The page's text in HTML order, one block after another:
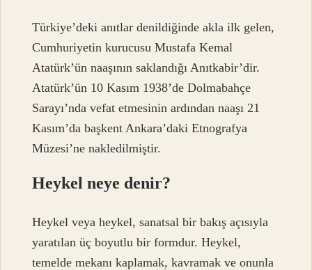
Türkiye’deki anıtlar denildiğinde akla ilk gelen,
Cumhuriyetin kurucusu Mustafa Kemal
Atatürk’ün naaşının saklandığı Anıtkabir’dir.
Atatürk’ün 10 Kasım 1938’de Dolmabahçe
Sarayı’nda vefat etmesinin ardından naaşı 21
Kasım’da başkent Ankara’daki Etnografya
Müzesi’ne nakledilmiştir.
Heykel neye denir?
Heykel veya heykel, sanatsal bir bakış açısıyla
yaratılan üç boyutlu bir formdur. Heykel,
temelde mekanı kaplamak, kavramak ve onunla